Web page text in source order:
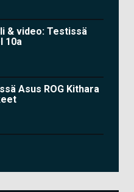
& video: Testissä
10a
Asus ROG Kithara